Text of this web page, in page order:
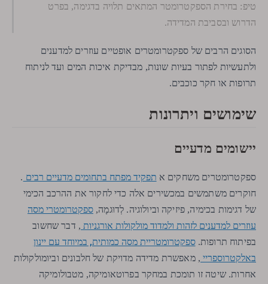
טיפ: בחירת הספקטרומטר המתאים תלויה בדגימה, בפרט
הדרוש ובסביבת המדידה.
הסוגים הרבים של ספקטרומטרים אופטיים עוזרים למדענים
ולתעשיות לפתור בעיות שונות, מבדיקת איכות המים ועד לניתוח
תרופות או חקר כוכבים.
שימושים ויתרונות
יישומים מדעיים
ספקטרומטרים משחקים א תפקיד מפתח בתחומים מדעיים רבים .
חוקרים משתמשים במכשירים אלה כדי לחקור את ההרכב הכימי
של דגימות בכימיה, פיזיקה וביולוגיה. לְדוּגמָה,ספקטרומטרי מסה
עוזרים למדענים לזהות ולמדוד מולקולות אורגניות , דבר שחשוב
בפיתוח תרופות.ספקטרומטריית מסה כמותית, במיוחד עם יינון
באלקטרוספריי , מאפשרת מדידה מדויקת של חלבונים וביומולקולות
אחרות. שיטה זו תומכת במחקר בפרוטאומיקה, מטבולומיקה